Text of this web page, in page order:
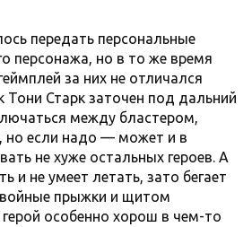
передать персональные
персонажа, но в то же время
за них не отличался
Тони Старк заточен под дальний
между бластером,
но если надо — может и в
не хуже остальных героев. А
и не умеет летать, зато бегает
прыжки и щитом
особенно хорош в чем-то